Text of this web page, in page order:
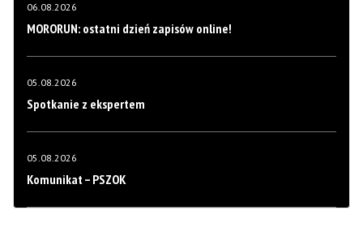
06.08.2026
MORORUN: ostatni dzień zapisów online!
05.08.2026
Spotkanie z ekspertem
05.08.2026
Komunikat – PSZOK